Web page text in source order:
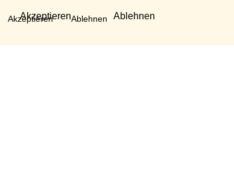
Akzeptieren Ablehnen
Akzeptieren Ablehnen